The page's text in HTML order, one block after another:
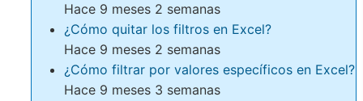
Hace 9 meses 2 semanas
¿Cómo quitar los filtros en Excel?
Hace 9 meses 2 semanas
¿Cómo filtrar por valores específicos en Excel?
Hace 9 meses 3 semanas